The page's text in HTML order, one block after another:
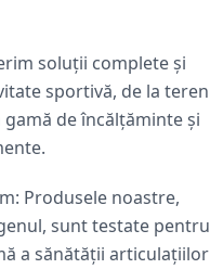
soluții complete și
sportivă, de la teren
de încălțăminte și
Produsele noastre,
sunt testate pentru
a sănătății articulațiilor